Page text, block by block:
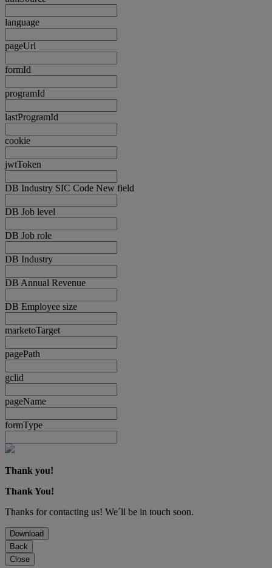
language
pageUrl
formId
programId
lastProgramId
cookie
jwtToken
DB Industry SIC Code New field
DB Job level
DB Job role
DB Industry
DB Annual Revenue
DB Employee size
marketoTarget
pagePath
gclid
pageName
formType
Thank you!
Thank You!
Thanks for contacting us! We´ll be in touch soon.
Download
Back
Close